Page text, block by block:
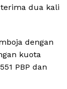
dua kali
dengan
kuota
PBP dan